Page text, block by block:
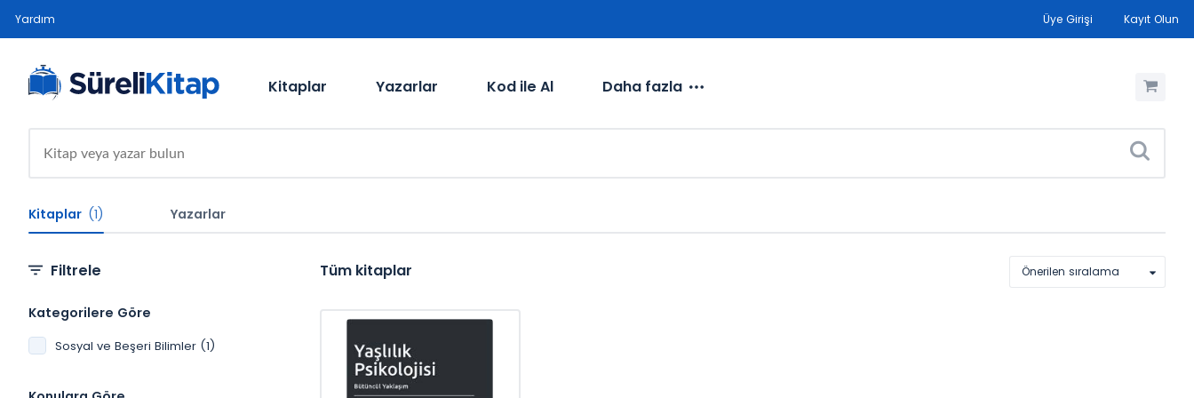
Yardım Üye Girişi Kayıt Olun
Kitaplar Yazarlar Kod ile Al Daha fazla
Kitaplar (1) Yazarlar
Filtrele
Kategorilere Göre
Sosyal ve Beşeri Bilimler (1)
Tüm kitaplar Önerilen sıralama